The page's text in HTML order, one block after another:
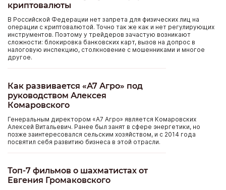
криптовалюты
В Российской Федерации нет запрета для физических лиц на
операции с криптовалютой. Точно так же как и нет регулирующих
инструментов. Поэтому у трейдеров зачастую возникают
сложности: блокировка банковских карт, вызов на допрос в
налоговую инспекцию, столкновение с мошенниками и многое
другое.
Как развивается «А7 Агро» под
руководством Алексея
Комаровского
Генеральным директором «А7 Агро» является Комаровских
Алексей Витальевич. Ранее был занят в сфере энергетики, но
позже заинтересовался сельским хозяйством, и с 2014 года
посвятил себя развитию бизнеса в этой отрасли.
Топ-7 фильмов о шахматистах от
Евгения Громаковского